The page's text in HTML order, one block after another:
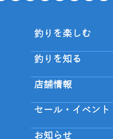
釣りを楽しむ
釣りを知る
店舗情報
セール・イベント
お知らせ